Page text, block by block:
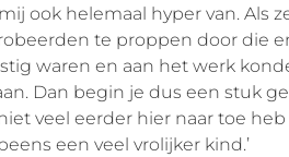
ook helemaal hyper van. Als
te proppen door die
waren en aan het werk
Dan begin je dus een stuk
veel eerder hier naar toe
een veel vrolijker kind.’